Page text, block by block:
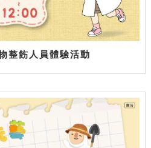
整飭人員體驗活動